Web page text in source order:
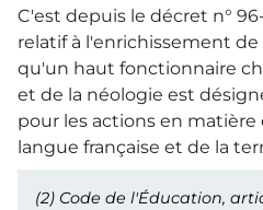
C'est depuis le décret n°
relatif à l'enrichissement de
qu'un haut fonctionnaire
et de la néologie est
pour les actions en
langue française et de la
(2) Code de l'Éducation,